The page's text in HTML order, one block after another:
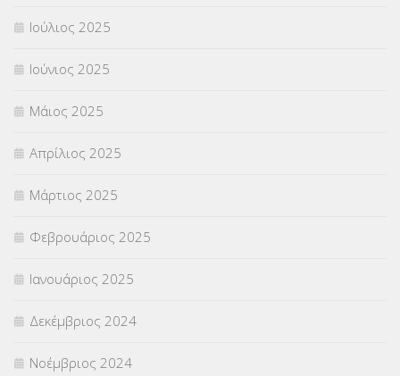
Ιούλιος 2025
Ιούνιος 2025
Μάιος 2025
Απρίλιος 2025
Μάρτιος 2025
Φεβρουάριος 2025
Ιανουάριος 2025
Δεκέμβριος 2024
Νοέμβριος 2024